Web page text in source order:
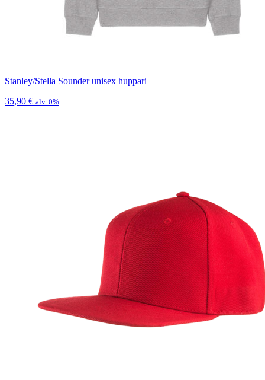
Stanley/Stella Sounder unisex huppari
35,90 € alv. 0%